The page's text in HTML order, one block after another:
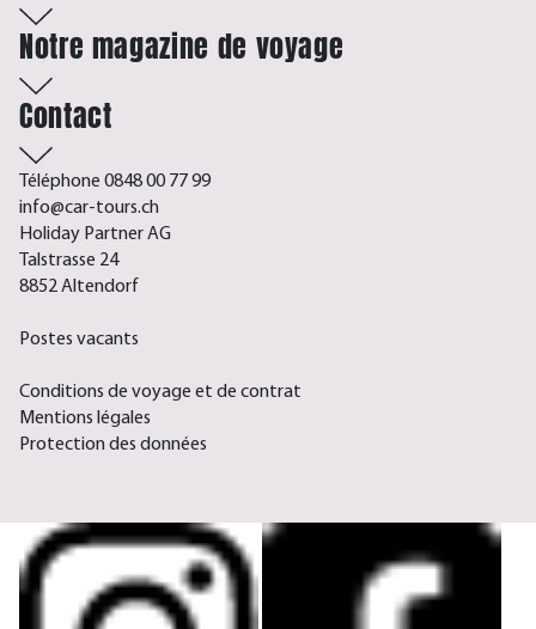
Notre magazine de voyage
Contact
Téléphone 0848 00 77 99
info@car-tours.ch
Holiday Partner AG
Talstrasse 24
8852 Altendorf
Postes vacants
Conditions de voyage et de contrat
Mentions légales
Protection des données